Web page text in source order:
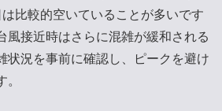
比較的空いていることが多いです
風接近時はさらに混雑が緩和される
状況を事前に確認し、ピークを避け